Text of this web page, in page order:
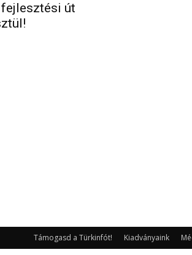
fejlesztési út
Támogasd a Türkinfót! Kiadványaink